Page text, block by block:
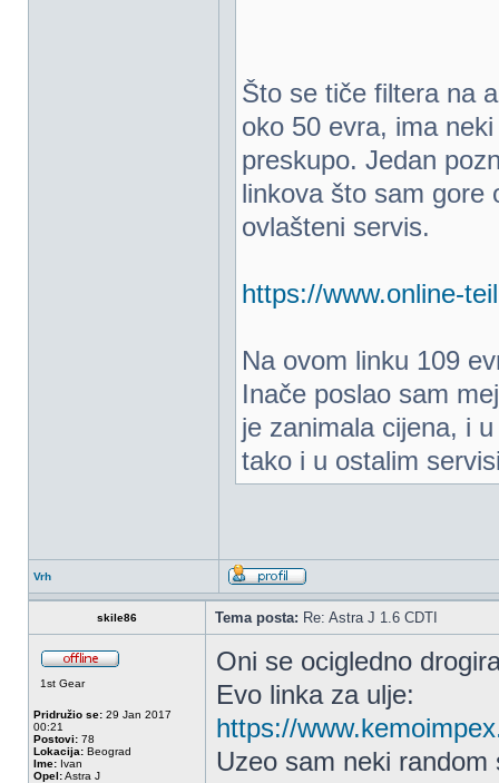
Što se tiče filtera na
oko 50 evra, ima
preskupo. Jedan
linkova što sam gore
ovlašteni servis.
https://www.online-
Na ovom linku 109
Inače poslao sam
je zanimala cijena, i
tako i u ostalim
Vrh
skile86 Tema posta: Re: Astra J 1.6 CDTI
1st Gear
Pridružio se: 29 Jan 2017
00:21
Postovi: 78
Lokacija: Beograd
Ime: Ivan
Opel:Astra J
Oni se ocigledno
Evo linka za ulje:
https://
Uzeo sam neki random